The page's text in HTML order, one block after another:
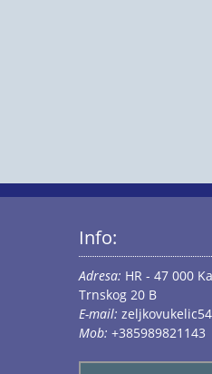
Info:
Adresa: HR - 47 000
Trnskog 20 B
E-mail:
Mob: +385989821143